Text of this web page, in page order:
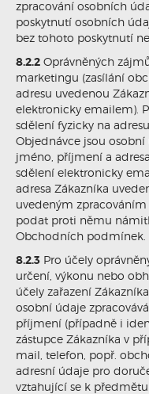
zpracování osobních
poskytnutí osobních
bez tohoto poskytnutí
8.2.2 Oprávněných
marketingu (zasílání
adresu uvedenou
elektronicky emailem).
sdělení fyzicky na
Objednávce jsou osobní
jméno, příjmení a
sdělení elektronicky
adresa Zákazníka
uvedeným
podat proti němu
Obchodních podmínek.
8.2.3 Pro účely
určení, výkonu nebo
účely zařazení
osobní údaje
příjmení (případně i
zástupce Zákazníka v
mail, telefon, popř.
adresní údaje pro
vztahující se k